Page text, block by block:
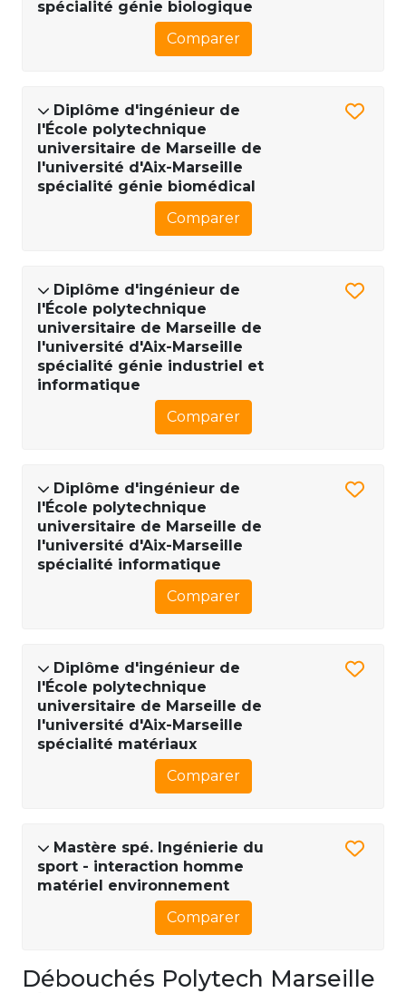
spécialité génie biologique
Comparer
Diplôme d'ingénieur de
l'École polytechnique
universitaire de Marseille de
l'université d'Aix-Marseille
spécialité génie biomédical
Comparer
Diplôme d'ingénieur de
l'École polytechnique
universitaire de Marseille de
l'université d'Aix-Marseille
spécialité génie industriel et
informatique
Comparer
Diplôme d'ingénieur de
l'École polytechnique
universitaire de Marseille de
l'université d'Aix-Marseille
spécialité informatique
Comparer
Diplôme d'ingénieur de
l'École polytechnique
universitaire de Marseille de
l'université d'Aix-Marseille
spécialité matériaux
Comparer
Mastère spé. Ingénierie du
sport - interaction homme
matériel environnement
Comparer
Débouchés Polytech Marseille